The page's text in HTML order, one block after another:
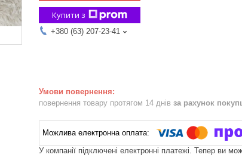
Купити з
+380 (63) 207-23-41
повернення товару протягом 14 днів за рахунок
У компанії підключені електронні платежі. Тепер ви